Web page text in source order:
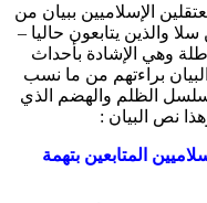
الإسلاميين ببيان من
والذين يتابعون حاليا –
وهي الإشادة بأحداث
براءتهم من ما نسب
الظلم والهضم الذي
نص البيان :
الإسلاميين المتابعين بتهمة